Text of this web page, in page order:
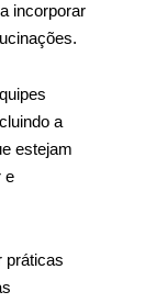
incorporar
a
estejam
e
práticas